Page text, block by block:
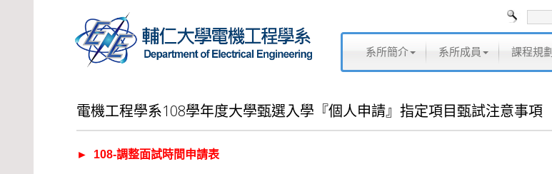
系所簡介 系所成員 課程規劃
電機工程學系108學年度大學甄選入學『個人申請』指定項目甄試注意事項
► 108-調整面試時間申請表​